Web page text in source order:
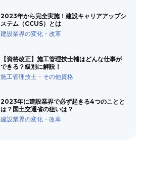
2023年から完全実施！建設キャリアアップシ
ステム（CCUS）とは
建設業界の変化・改革
【資格改正】施工管理技士補はどんな仕事が
できる？級別に解説！
施工管理技士・その他資格
2023年に建設業界で必ず起きる4つのことと
は？国土交通省の狙いは？
建設業界の変化・改革